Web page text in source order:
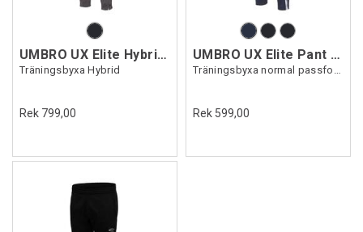
UMBRO UX Elite Hybrid Pant
Träningsbyxa Hybrid
Rek 799,00
UMBRO UX Elite Pant Reg
Träningsbyxa normal passform
Rek 599,00